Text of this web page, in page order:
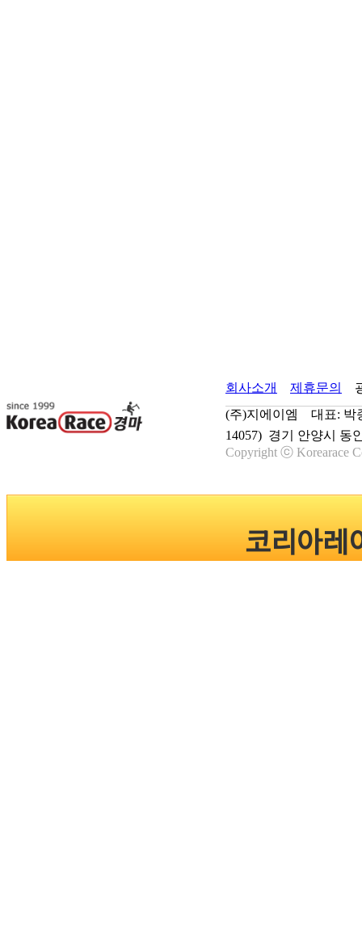
회사소개 제휴문의
(주)지에이엠 대표: 박
14057) 경기 안양시 동
Copyright ⓒ Korearace
코리아레